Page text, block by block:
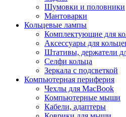
Шумовки и половники
Мантоварки
Кольцевые лампы
Комплектующие для
Аксессуары для
Штативы, держатели
Селфи кольца
Зеркала с подсветкой
Компьютерная периферия
Чехлы для MacBook
Компьютерные мыши
Кабели, адаптеры